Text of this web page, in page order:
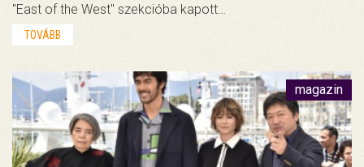
"East of the West" szekcióba kapott…
TOVÁBB
magazin